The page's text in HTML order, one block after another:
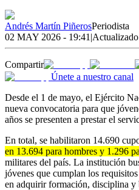
Andrés Martín PiñerosPeriodista
02 MAY 2026 - 19:41 |
Compartir
Únete a nuestro canal
Desde el 1 de mayo, el Ejército
nueva convocatoria para que
años se presenten a prestar el
En total, se habilitaron 14.690
en 13.694 para hombres y 1.296
militares del país. La institución
jóvenes que cumplan los
en adquirir formación, disciplina y